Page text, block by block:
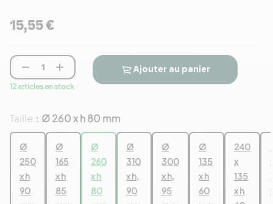
15,55 €
Taille : Ø 260 x h 80 mm
Ø
250
x h
90
Ø
165
x h
85
Ø
260
x h
80
Ø
310
x h,
90
Ø
300
x h,
95
Ø
135
x h
60
240
x
135
x h
 
12 articles en stock
Ajouter au panier